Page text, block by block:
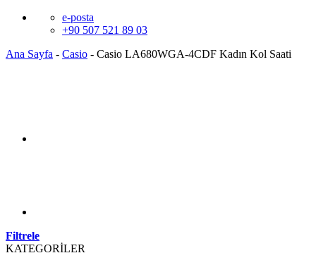
e-posta
+90 507 521 89 03
Ana Sayfa - Casio - Casio LA680WGA-4CDF Kadın Kol Saati
Filtrele
KATEGORİLER